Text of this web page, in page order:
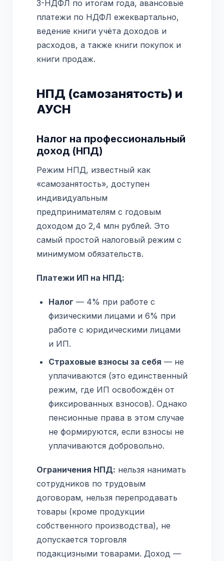
3-НДФЛ по итогам года, авансовые
платежи по НДФЛ ежеквартально,
ведение книги учёта доходов и
расходов, а также книги покупок и
книги продаж.
НПД (самозанятость) и
АУСН
Налог на профессиональный
доход (НПД)
Режим НПД, известный как
«самозанятость», доступен
индивидуальным
предпринимателям с годовым
доходом до 2,4 млн рублей. Это
самый простой налоговый режим с
минимумом обязательств.
Платежи ИП на НПД:
Налог — 4% при работе с
физическими лицами и 6% при
работе с юридическими лицами
и ИП.
Страховые взносы за себя — не
уплачиваются (это единственный
режим, где ИП освобождён от
фиксированных взносов). Однако
пенсионные права в этом случае
не формируются, если взносы не
уплачиваются добровольно.
Ограничения НПД: нельзя нанимать
сотрудников по трудовым
договорам, нельзя перепродавать
товары (кроме продукции
собственного производства), не
допускается торговля
подакцизными товарами. Доход —